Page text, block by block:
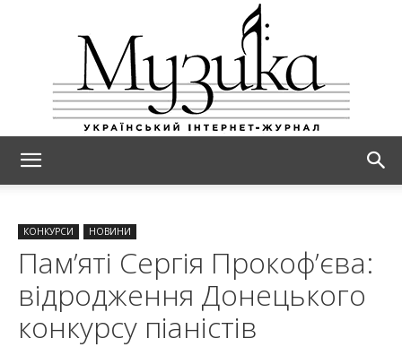
КОНКУРСИ НОВИНИ
Пам’яті Сергія Прокоф’єва:
відродження Донецького
конкурсу піаністів